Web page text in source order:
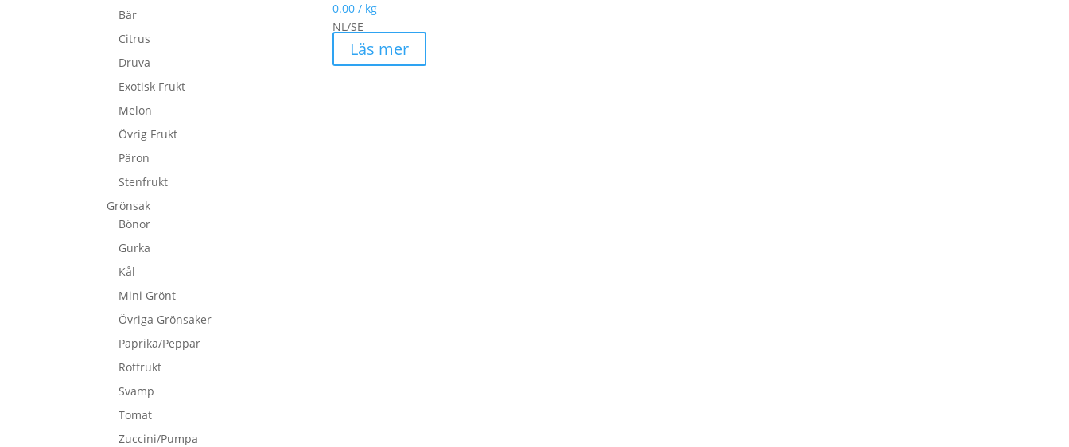
0.00/ kg
NL/SE
Läs mer
Bär
Citrus
Druva
Exotisk Frukt
Melon
Övrig Frukt
Päron
Stenfrukt
Grönsak
Bönor
Gurka
Kål
Mini Grönt
Övriga Grönsaker
Paprika/Peppar
Rotfrukt
Svamp
Tomat
Zuccini/Pumpa